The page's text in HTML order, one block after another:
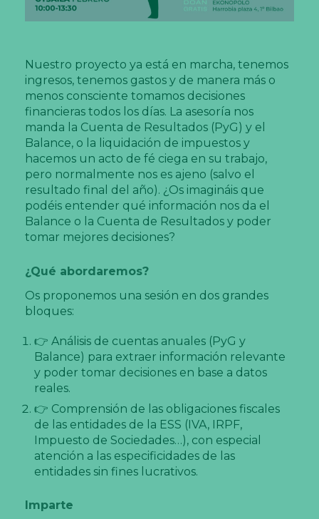
Nuestro proyecto ya está en marcha, tenemos
ingresos, tenemos gastos y de manera más o
menos consciente tomamos decisiones
financieras todos los días. La asesoría nos
manda la Cuenta de Resultados (PyG) y el
Balance, o la liquidación de impuestos y
hacemos un acto de fé ciega en su trabajo,
pero normalmente nos es ajeno (salvo el
resultado final del año). ¿Os imagináis que
podéis entender qué información nos da el
Balance o la Cuenta de Resultados y poder
tomar mejores decisiones?
¿Qué abordaremos?
Os proponemos una sesión en dos grandes
bloques:
👉 Análisis de cuentas anuales (PyG y
Balance) para extraer información relevante
y poder tomar decisiones en base a datos
reales.
👉 Comprensión de las obligaciones fiscales
de las entidades de la ESS (IVA, IRPF,
Impuesto de Sociedades…), con especial
atención a las especificidades de las
entidades sin fines lucrativos.
Imparte